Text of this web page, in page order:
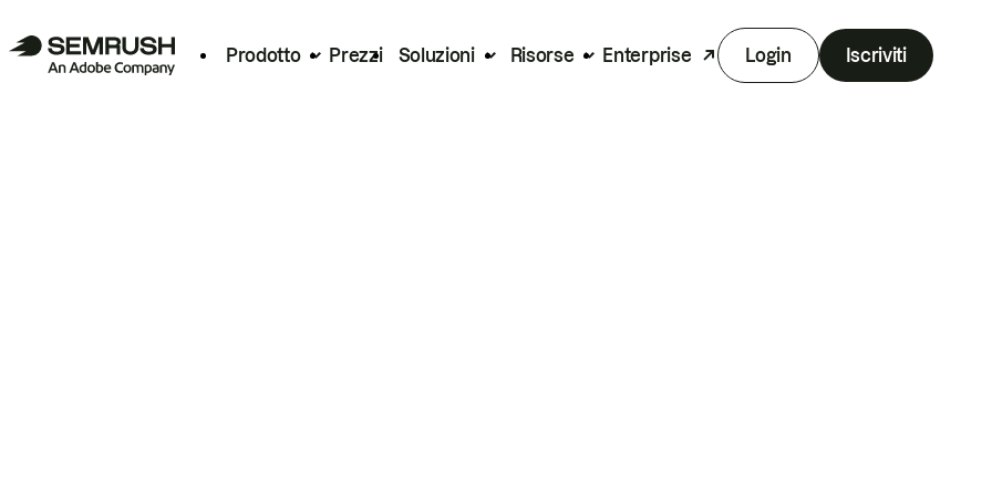
Prodotto Prezzi Soluzioni Risorse Enterprise Login Iscriviti